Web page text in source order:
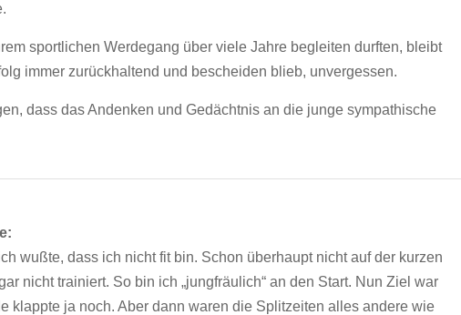
sportlichen Werdegang über viele Jahre begleiten durften, bleibt
immer zurückhaltend und bescheiden blieb, unvergessen.
dass das Andenken und Gedächtnis an die junge sympathische
wußte, dass ich nicht fit bin. Schon überhaupt nicht auf der kurzen
nicht trainiert. So bin ich „jungfräulich“ an den Start. Nun Ziel war
klappte ja noch. Aber dann waren die Splitzeiten alles andere wie